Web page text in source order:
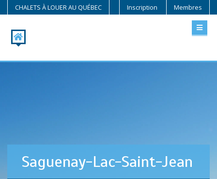
CHALETS À LOUER AU QUÉBEC Inscription Membres
Saguenay-Lac-Saint-Jean